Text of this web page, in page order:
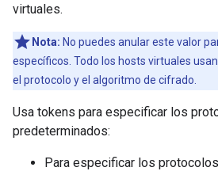
virtuales.
Nota: No puedes anular este valor
específicos. Todo los hosts virtuales
el protocolo y el algoritmo de cifrado.
Usa tokens para especificar los
predeterminados:
Para especificar los